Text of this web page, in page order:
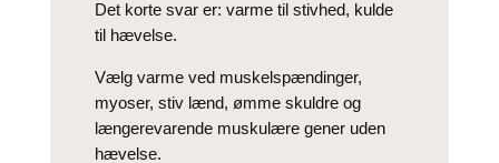
Det korte svar er: varme til stivhed, kulde
til hævelse.
Vælg varme ved muskelspændinger,
myoser, stiv lænd, ømme skuldre og
længerevarende muskulære gener uden
hævelse.